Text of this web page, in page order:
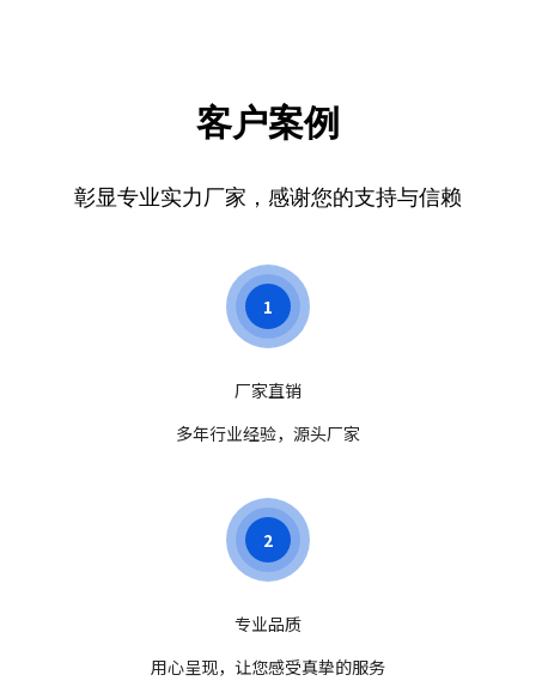
客户案例
彰显专业实力厂家，感谢您的支持与信赖
1
厂家直销
多年行业经验，源头厂家
2
专业品质
用心呈现，让您感受真挚的服务